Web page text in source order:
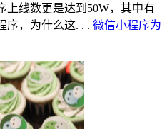
上线数更是达到50W，其中有
序，为什么这. . . 微信小程序为